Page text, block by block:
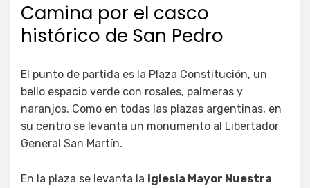
Camina por el casco
histórico de San Pedro
El punto de partida es la Plaza Constitución, un
bello espacio verde con rosales, palmeras y
naranjos. Como en todas las plazas argentinas, en
su centro se levanta un monumento al Libertador
General San Martín.
En la plaza se levanta la iglesia Mayor Nuestra